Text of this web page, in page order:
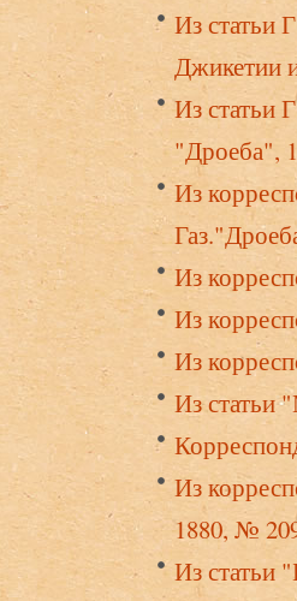
Из статьи
Джикетии
Из статьи
"Дроеба",
Из
Из
Из
Из
Из статьи
Из
1880, №
Из статьи